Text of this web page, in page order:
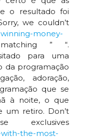
o resultado foi
we couldn’t
money-
” “.
para uma
da programação
adoração,
que se
à noite, o que
um retiro. Don’t
with-the-most-